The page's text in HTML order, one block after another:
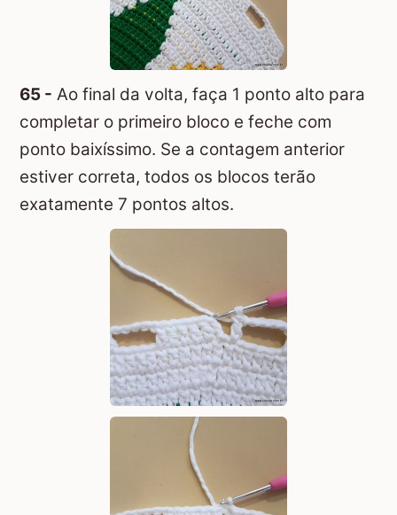
65 - Ao final da volta, faça 1 ponto alto para
completar o primeiro bloco e feche com
ponto baixíssimo. Se a contagem anterior
estiver correta, todos os blocos terão
exatamente 7 pontos altos.